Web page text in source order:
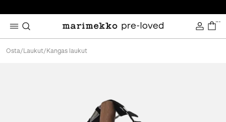
...
Osta/ Laukut/ Kangas laukut